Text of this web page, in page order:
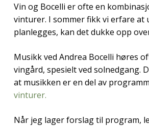
Vin og Bocelli er ofte en
vinturer. I sommer fikk vi erfare at
planlegges, kan det dukke opp
Musikk ved Andrea Bocelli høres
vingård, spesielt ved solnedgang.
at musikken er en del av
vinturer.
Når jeg lager forslag til program,